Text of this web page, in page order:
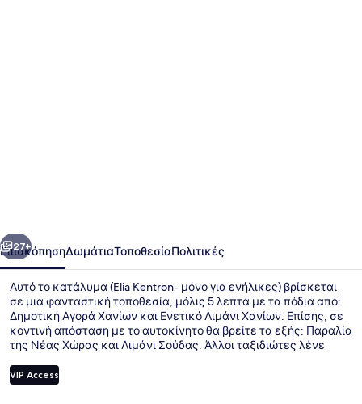
Επόμενο
27+
ΕπισκόπησηΔωμάτιαΤοποθεσίαΠολιτικές
Αυτό το κατάλυμα (Elia Kentron- μόνο για ενήλικες) βρίσκεται
σε μια φανταστική τοποθεσία, μόλις 5 λεπτά με τα πόδια από:
Δημοτική Αγορά Χανίων και Ενετικό Λιμάνι Χανίων. Επίσης, σε
κοντινή απόσταση με το αυτοκίνητο θα βρείτε τα εξής: Παραλία
της Νέας Χώρας και Λιμάνι Σούδας. Άλλοι ταξιδιώτες λένε
καταλύματος.
VIP Access